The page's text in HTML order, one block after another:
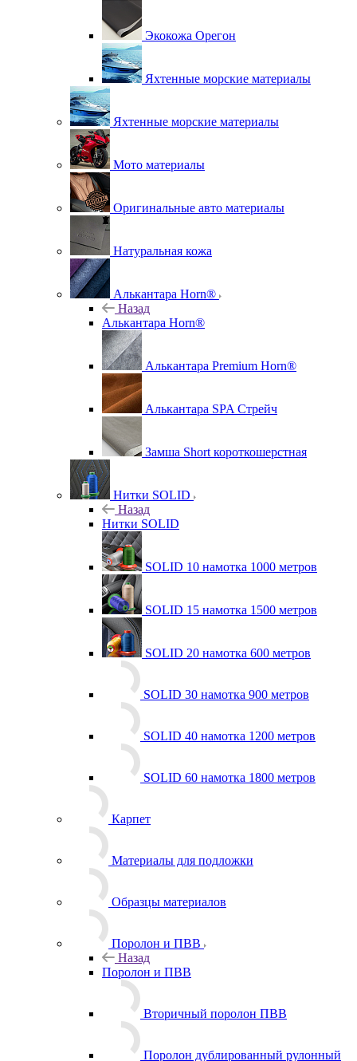
Экокожа Орегон
Яхтенные морские материалы
Яхтенные морские материалы
Мото материалы
Оригинальные авто материалы
Натуральная кожа
Алькантара Horn®
Назад
Алькантара Horn®
Алькантара Premium Horn®
Алькантара SPA Стрейч
Замша Short короткошерстная
Нитки SOLID
Назад
Нитки SOLID
SOLID 10 намотка 1000 метров
SOLID 15 намотка 1500 метров
SOLID 20 намотка 600 метров
SOLID 30 намотка 900 метров
SOLID 40 намотка 1200 метров
SOLID 60 намотка 1800 метров
Карпет
Материалы для подложки
Образцы материалов
Поролон и ПВВ
Назад
Поролон и ПВВ